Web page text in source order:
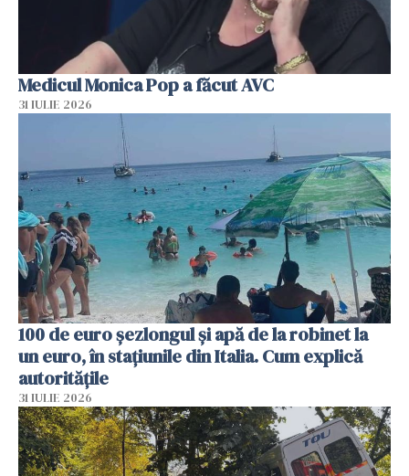
Medicul Monica Pop a făcut AVC
31 IULIE 2026
100 de euro șezlongul și apă de la robinet la
un euro, în stațiunile din Italia. Cum explică
autoritățile
31 IULIE 2026